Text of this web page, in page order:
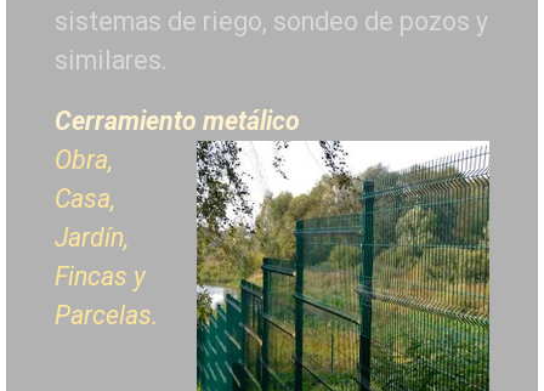
sistemas de riego, sondeo de pozos y
similares.
Cerramiento metálico
Obra,
Casa,
Jardín,
Fincas y
Parcelas.